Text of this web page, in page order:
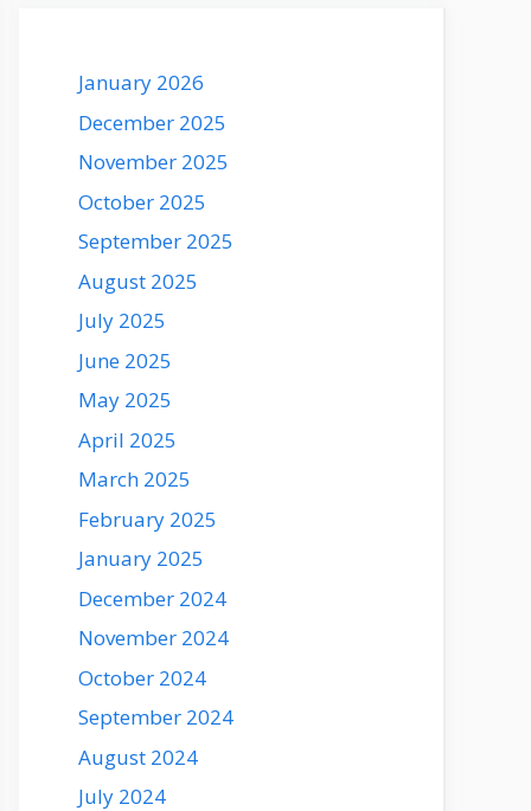
January 2026
December 2025
November 2025
October 2025
September 2025
August 2025
July 2025
June 2025
May 2025
April 2025
March 2025
February 2025
January 2025
December 2024
November 2024
October 2024
September 2024
August 2024
July 2024